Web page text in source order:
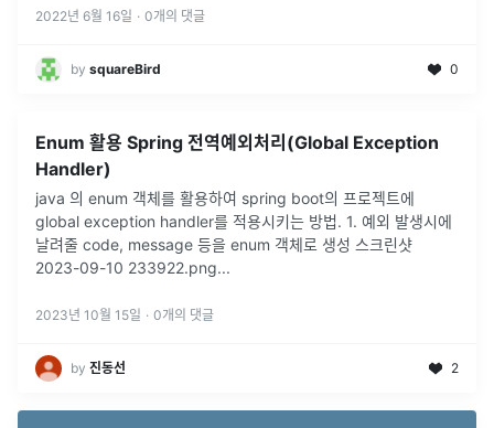
2022년 6월 16일 · 0개의 댓글
by squareBird 0
Enum 활용 Spring 전역예외처리(Global Exception
Handler)
java 의 enum 객체를 활용하여 spring boot의 프로젝트에
global exception handler를 적용시키는 방법. 1. 예외 발생시에
날려줄 code, message 등을 enum 객체로 생성 스크린샷
2023-09-10 233922.png...
2023년 10월 15일 · 0개의 댓글
by 진동선 2